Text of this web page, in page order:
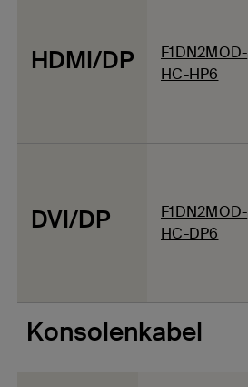
HDMI/DP
F1DN2MOD-
HC-HP6
DVI/DP
F1DN2MOD-
HC-DP6
Konsolenkabel